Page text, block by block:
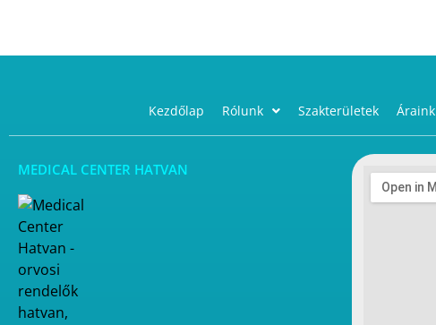
Kezdőlap Rólunk Szakterületek Áraink
MEDICAL CENTER HATVAN